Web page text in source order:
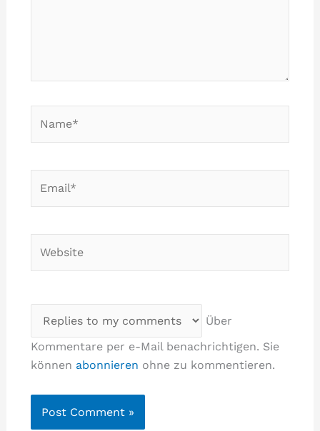
Über
Kommentare per e-Mail benachrichtigen. Sie
können abonnieren ohne zu kommentieren.